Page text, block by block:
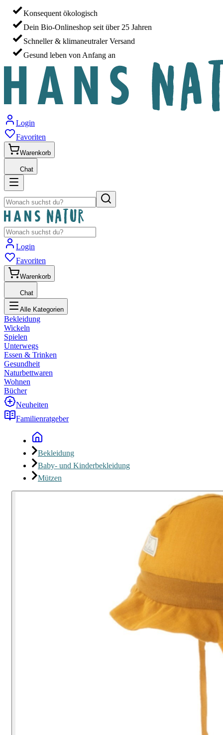
Konsequent ökologisch
Dein Bio-Onlineshop seit über 25 Jahren
Schneller & klimaneutraler Versand
Gesund leben von Anfang an
Login
Favoriten
Warenkorb
Chat
Login
Favoriten
Warenkorb
Chat
Alle Kategorien
Bekleidung
Wickeln
Spielen
Unterwegs
Essen & Trinken
Gesundheit
Naturbettwaren
Wohnen
Bücher
Neuheiten
Familienratgeber
Bekleidung
Baby- und Kinderbekleidung
Mützen